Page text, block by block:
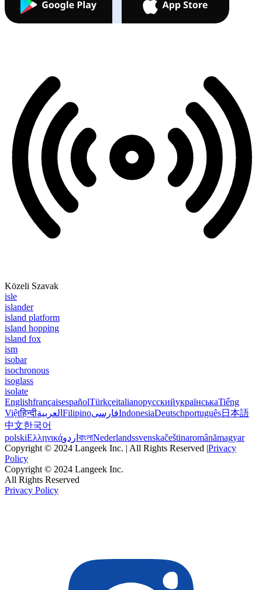
Közeli Szavak
isle
islander
island platform
island hopping
island fox
ism
isobar
isochronous
isoglass
isolate
EnglishfrançaisespañolTürkçeitalianoрусскийукраїнськаTiếng
Việtहिन्दीالعربية FilipinoفارسیIndonesiaDeutschportuguês日本語
中文한국어
polskiΕλληνικάاردو বাংলাNederlandssvenskačeštinaromânămagyar
Copyright © 2024 Langeek Inc. | All Rights Reserved |Privacy
Policy
Copyright © 2024 Langeek Inc.
All Rights Reserved
Privacy Policy